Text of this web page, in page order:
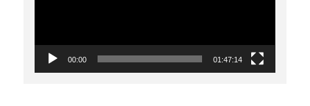
00:00 01:47:14